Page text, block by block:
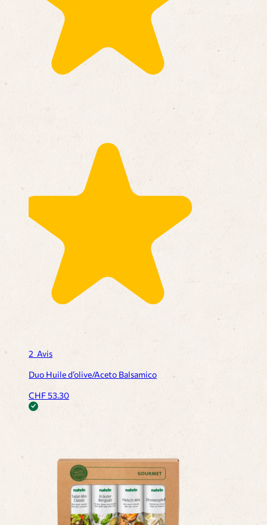
2 Avis
Duo Huile d’olive/Aceto Balsamico
CHF53.30